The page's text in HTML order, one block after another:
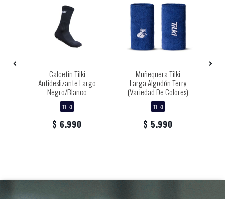
Calcetin Tilki
Antideslizante Largo
Negro/Blanco
TILKI
$ 6.990
Muñequera Tilki
Larga Algodón Terry
(Variedad De Colores)
TILKI
$ 5.990